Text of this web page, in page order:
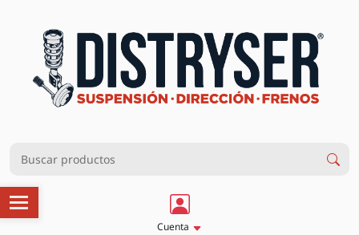
Cuenta